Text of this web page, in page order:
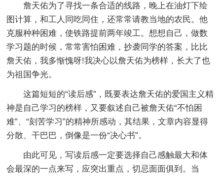
詹天佑为了寻找一条合适的线路，晚上在油灯下绘
图计算，和工人同吃同住，还常常请教当地的农民。他
克服种种困难，使铁路提前两年竣工。想想自己，做数
学习题的时候，常常害怕困难，抄袭同学的答案，比比
詹天佑，我多惭愧呀!我决心以詹天佑为榜样，长大了也
为祖国争光。
这篇短短的“读后感”，既要表达詹天佑的爱国主义精
神是自己学习的榜样，又要叙述自己被詹天佑“不怕困
难”、“刻苦学习”的精神所感动，其结果，文章内容显得
分散、干巴巴，倒像是一份“决心书”。
由此可见，写读后感一定要选择自己感触最大和体
会最深的一点来写，应突出重点，切忌面面俱到。当